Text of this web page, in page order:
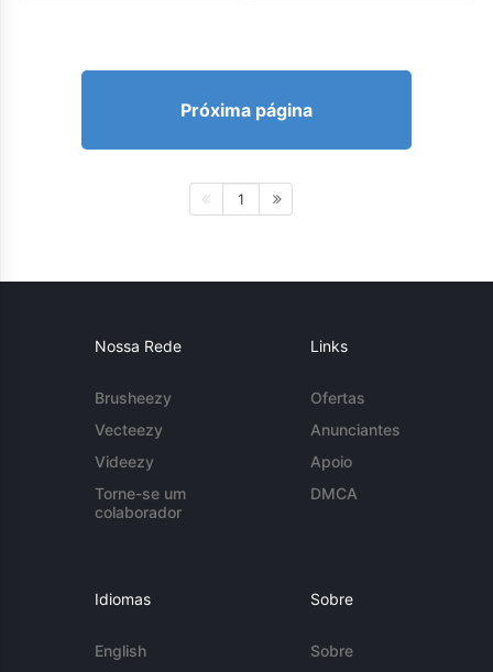
Próxima página
1
Nossa Rede
Brusheezy
Vecteezy
Videezy
Torne-se um
colaborador
Links
Ofertas
Anunciantes
Apoio
DMCA
Idiomas
English
Sobre
Sobre